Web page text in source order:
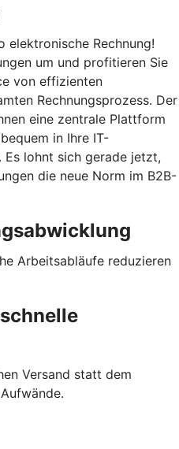
elektronische Rechnung!
um und profitieren Sie
von effizienten
Rechnungsprozess. Der
eine zentrale Plattform
in Ihre IT-
lohnt sich gerade jetzt,
die neue Norm im B2B-
Arbeitsabläufe reduzieren
Versand statt dem